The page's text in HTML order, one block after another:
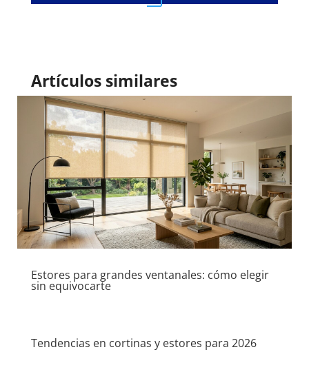
Artículos similares
Estores para grandes ventanales: cómo elegir
sin equivocarte
Tendencias en cortinas y estores para 2026